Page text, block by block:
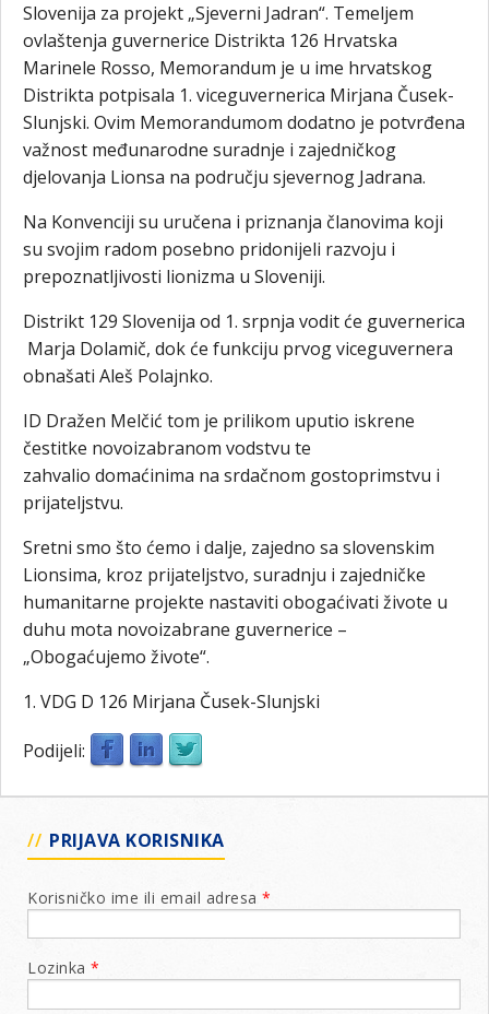
Slovenija za projekt „Sjeverni Jadran“. Temeljem
ovlaštenja guvernerice Distrikta 126 Hrvatska
Marinele Rosso, Memorandum je u ime hrvatskog
Distrikta potpisala 1. viceguvernerica Mirjana Čusek-
Slunjski. Ovim Memorandumom dodatno je potvrđena
važnost međunarodne suradnje i zajedničkog
djelovanja Lionsa na području sjevernog Jadrana.
Na Konvenciji su uručena i priznanja članovima koji
su svojim radom posebno pridonijeli razvoju i
prepoznatljivosti lionizma u Sloveniji.
Distrikt 129 Slovenija od 1. srpnja vodit će guvernerica
Marja Dolamič, dok će funkciju prvog viceguvernera
obnašati Aleš Polajnko.
ID Dražen Melčić tom je prilikom uputio iskrene
čestitke novoizabranom vodstvu te
zahvalio domaćinima na srdačnom gostoprimstvu i
prijateljstvu.
Sretni smo što ćemo i dalje, zajedno sa slovenskim
Lionsima, kroz prijateljstvo, suradnju i zajedničke
humanitarne projekte nastaviti obogaćivati živote u
duhu mota novoizabrane guvernerice –
„Obogaćujemo živote“.
1. VDG D 126 Mirjana Čusek-Slunjski
Podijeli:
PRIJAVA KORISNIKA
Korisničko ime ili email adresa *
Lozinka *